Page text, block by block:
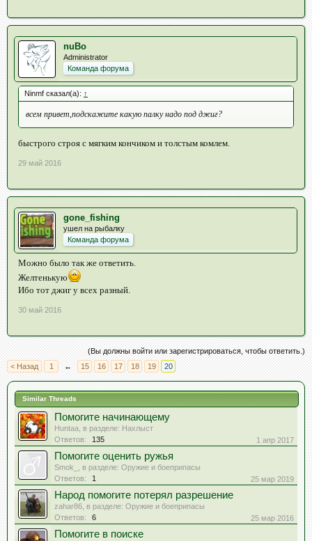
nuBo
Administrator
Команда форума
Ninmf сказал(а): ↑
всем привет,подскажите какую палку надо под джиг?
быстрого строя с мягким кончиком и толстым комлем.
29 май 2016
gone_fishing
ушел на рыбалку
Команда форума
Можно было так же ответить.
Желтенькую
Ибо тот джиг у всех разный.
30 май 2016
(Вы должны войти или зарегистрироваться, чтобы ответить.)
< Назад
1 ← 15 16 17 18 19 20
Similar Threads
Помогите начинающему
Huntaa , в разделе: Нахлыст
Ответов:
135 1 апр 2017
Помогите оценить ружья
Smok_ , в разделе: Оружие и боеприпасы
Ответов:
1 25 мар 2019
Народ помогите потерял разрешение
zahar86 , в разделе: Оружие и боеприпасы
Ответов:
6 25 мар 2016
Помогите в поиске